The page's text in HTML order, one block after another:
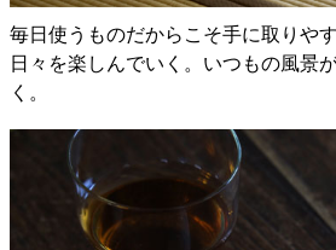
毎日使うものだからこそ手に取りや
日々を楽しんでいく。いつもの風景
く。